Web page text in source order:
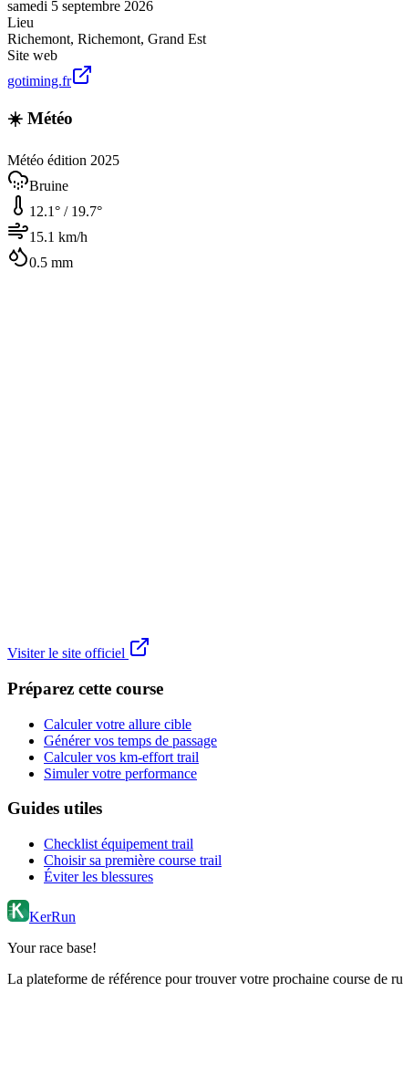
samedi 5 septembre 2026
Lieu
Richemont, Richemont, Grand Est
Site web
gotiming.fr
☀️ Météo
Météo édition 2025
Bruine
12.1° / 19.7°
15.1 km/h
0.5 mm
Visiter le site officiel
Préparez cette course
Calculer votre allure cible
Générer vos temps de passage
Calculer vos km-effort trail
Simuler votre performance
Guides utiles
Checklist équipement trail
Choisir sa première course trail
Éviter les blessures
KerRun
Your race base!
La plateforme de référence pour trouver votre prochaine course de